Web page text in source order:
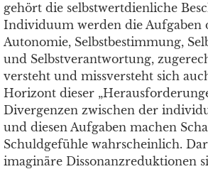
gehört die selbstwertdienliche
Individuum werden die Aufgaben
Autonomie, Selbstbestimmung,
und Selbstverantwortung,
versteht und missversteht sich
Horizont dieser
Divergenzen zwischen der
und diesen Aufgaben machen
Schuldgefühle wahrscheinlich.
imaginäre Dissonanzreduktionen